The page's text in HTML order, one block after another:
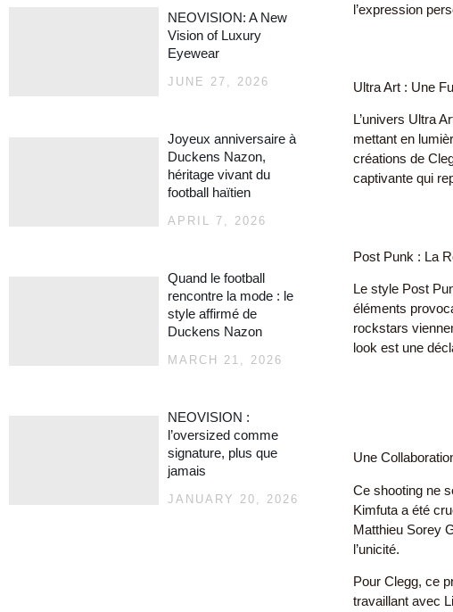
NEOVISION: A New
Vision of Luxury
Eyewear
JUNE 27, 2026
Joyeux anniversaire à
Duckens Nazon,
héritage vivant du
football haïtien
APRIL 7, 2026
Quand le football
rencontre la mode : le
style affirmé de
Duckens Nazon
MARCH 21, 2026
NEOVISION :
l’oversized comme
signature, plus que
jamais
JANUARY 20, 2026
l’expression
Ultra Art : Une
L’univers Ultra
mettant en
créations de
captivante qui
Post Punk : La
Le style Post
éléments
rockstars
look est une
Une
Ce shooting ne
Kimfuta a été
Matthieu Sorey
l’unicité.
Pour Clegg, ce
travaillant avec